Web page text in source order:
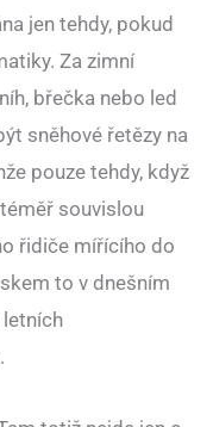
jen tehdy, pokud
Za zimní
břečka nebo led
sněhové řetězy na
pouze tehdy, když
souvislou
řidiče mířícího do
to v dnešním
letních